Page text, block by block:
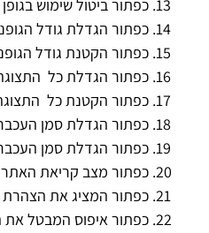
כפתור ביטול שימוש
כפתור הגדלת גודל
כפתור הקטנת גודל
כפתור הגדלת כל התצוגה
כפתור הקטנת כל התצוגה
כפתור הגדלת סמן
כפתור הגדלת סמן העכבר
כפתור מצב קריאת האתר
כפתור המציג את הצהרת
כפתור איפוס המבטל את